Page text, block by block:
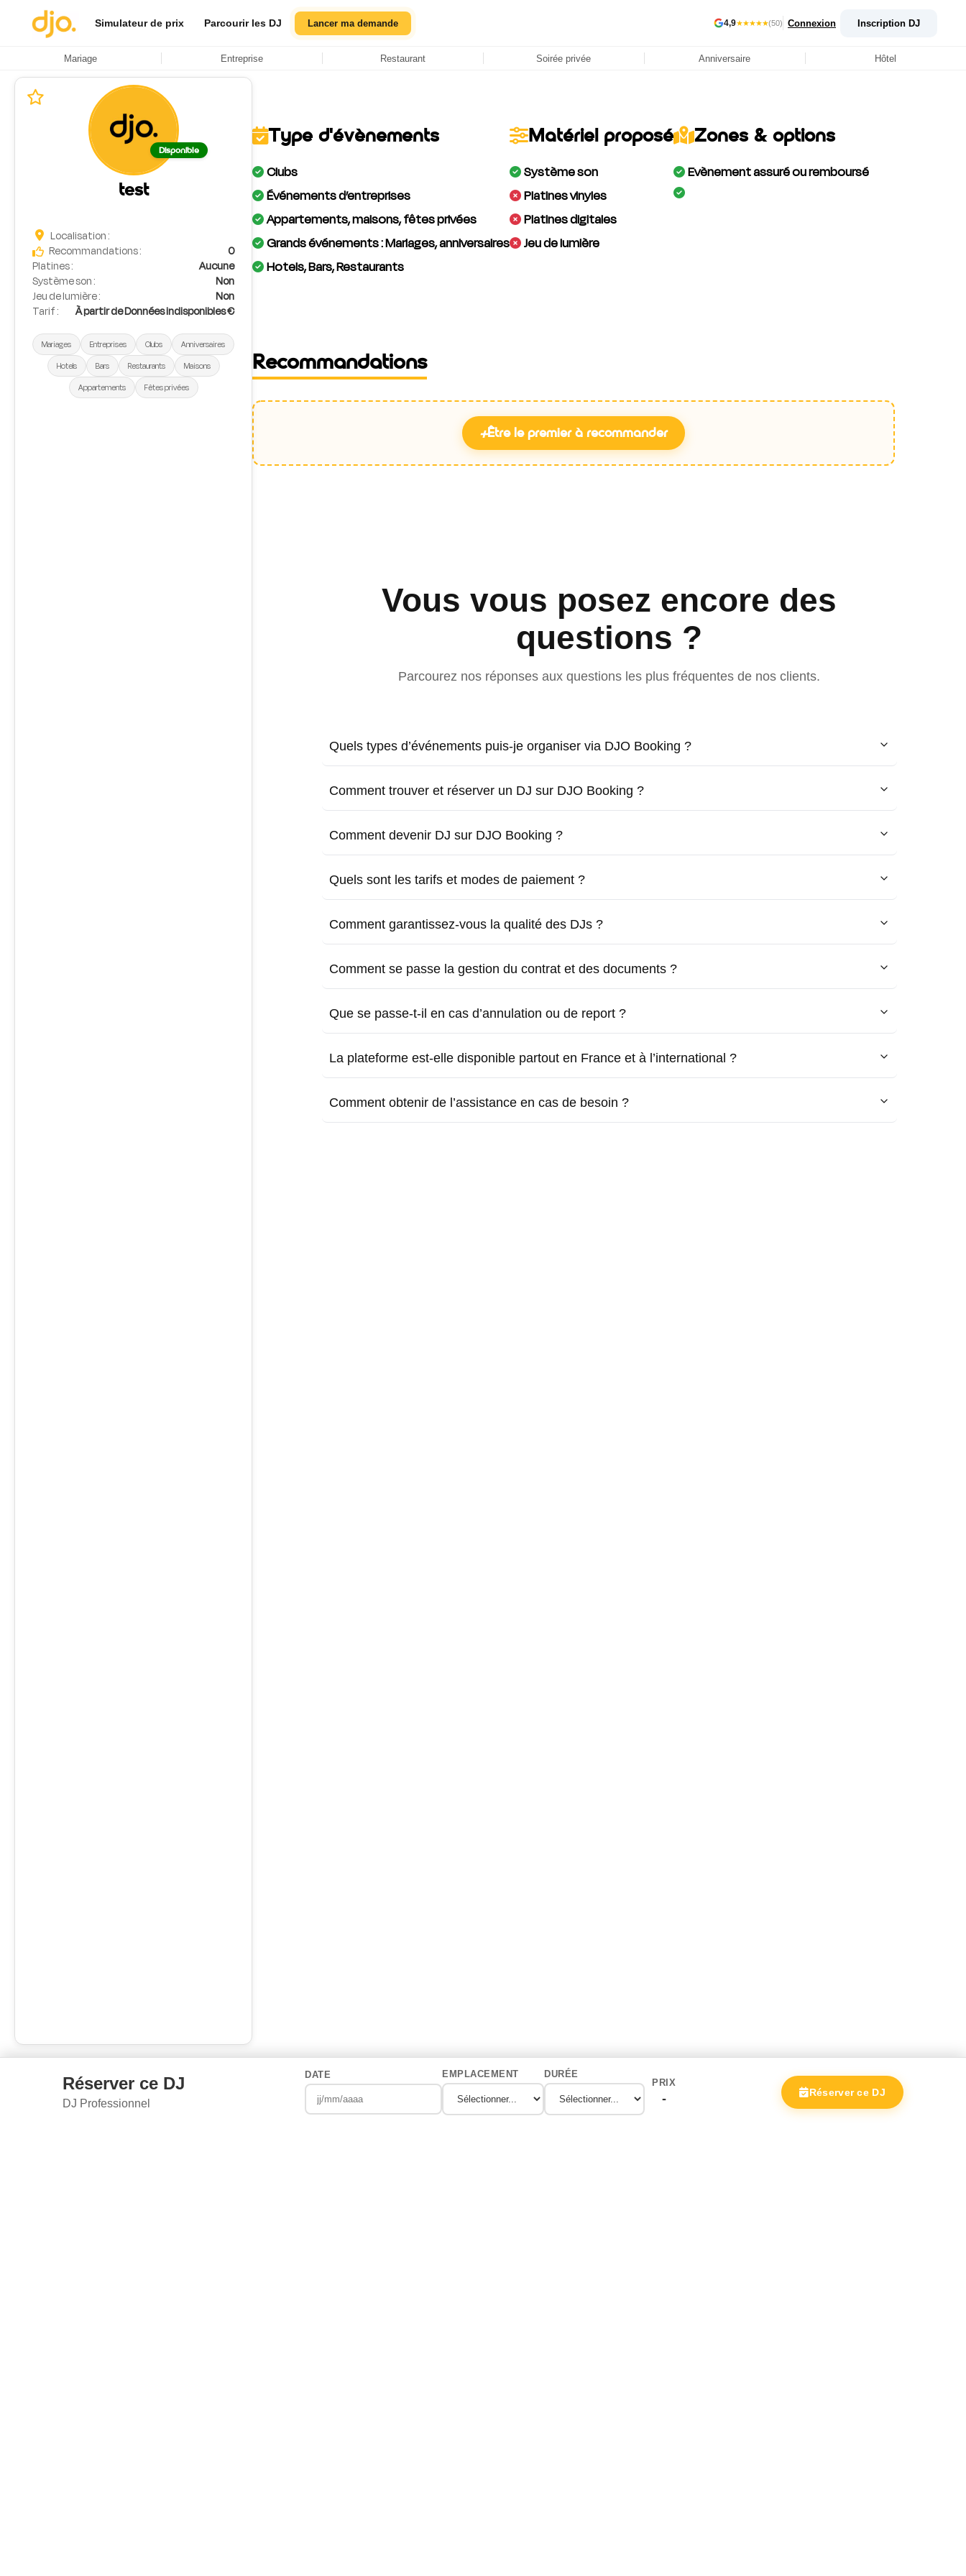
Simulateur de prix Parcourir les DJ Lancer ma demande 4,9★★★★★(50) Connexion Inscription DJ
Mariage Entreprise Restaurant Soirée privée Anniversaire Hôtel
Disponible
test
Localisation :
Recommandations :
0
Platines :
Aucune
Système son :
Non
Jeu de lumière :
Non
Tarif :
À partir de Données indisponibles €
Mariages Entreprises Clubs
Anniversaires
Hotels
Bars Restaurants
Maisons
Appartements
Fêtes privées
Type d'évènements
Clubs
Événements d’entreprises
Appartements, maisons, fêtes privées
Grands événements : Mariages, anniversaires
Hotels, Bars, Restaurants
Matériel proposé
Système son
Platines vinyles
Platines digitales
Jeu de lumière
Zones & options
Evènement assuré ou remboursé
Recommandations
+Être le premier à recommander
Vous vous posez encore des
questions ?
Parcourez nos réponses aux questions les plus fréquentes de nos clients.
Quels types d’événements puis-je organiser via DJO Booking ?
Comment trouver et réserver un DJ sur DJO Booking ?
Comment devenir DJ sur DJO Booking ?
Quels sont les tarifs et modes de paiement ?
Comment garantissez-vous la qualité des DJs ?
Comment se passe la gestion du contrat et des documents ?
Que se passe-t-il en cas d’annulation ou de report ?
La plateforme est-elle disponible partout en France et à l’international ?
Comment obtenir de l’assistance en cas de besoin ?
Réserver ce DJ
DJ Professionnel
DATE EMPLACEMENT
DURÉE
PRIX
- Réserver ce DJ